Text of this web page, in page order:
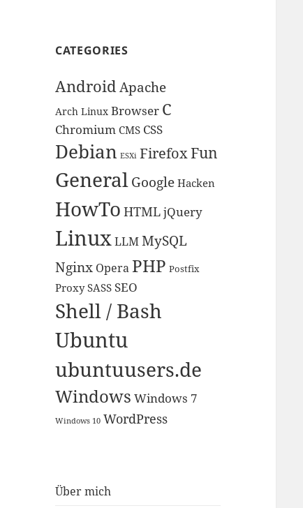
CATEGORIES
AndroidApache
Arch Linux Browser C
Chromium CMS CSS
Debian ESXi FirefoxFun
GeneralGoogle Hacken
HowTo HTMLjQuery
LinuxLLMMySQL
Nginx Opera PHP Postfix
Proxy SASS SEO
Shell / Bash
Ubuntu
ubuntuusers.de
Windows Windows 7
Windows 10 WordPress
Über mich